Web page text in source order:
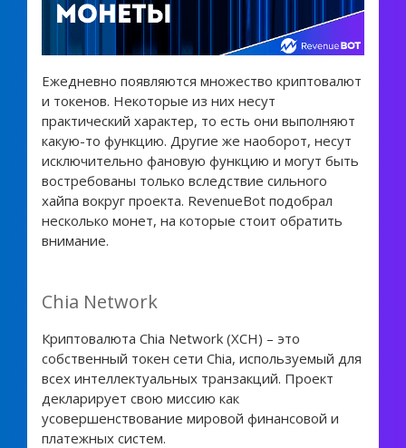
Ежедневно появляются множество криптовалют
и токенов. Некоторые из них несут
практический характер, то есть они выполняют
какую-то функцию. Другие же наоборот, несут
исключительно фановую функцию и могут быть
востребованы только вследствие сильного
хайпа вокруг проекта. RevenueBot подобрал
несколько монет, на которые стоит обратить
внимание.
Chia Network
Криптовалюта Chia Network (XCH) – это
собственный токен сети Chia, используемый для
всех интеллектуальных транзакций. Проект
декларирует свою миссию как
усовершенствование мировой финансовой и
платежных систем.